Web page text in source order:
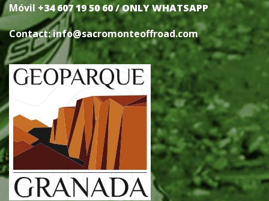
Móvil +34 607 19 50 60 / ONLY WHATSAPP
Contact: info@sacromonteoffroad.com